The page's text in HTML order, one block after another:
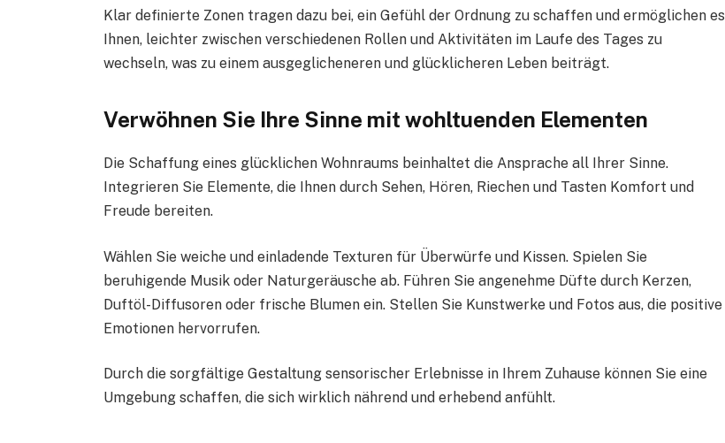
Klar definierte Zonen tragen dazu bei, ein Gefühl der Ordnung zu schaffen und ermöglichen es
Ihnen, leichter zwischen verschiedenen Rollen und Aktivitäten im Laufe des Tages zu
wechseln, was zu einem ausgeglicheneren und glücklicheren Leben beiträgt.
Verwöhnen Sie Ihre Sinne mit wohltuenden Elementen
Die Schaffung eines glücklichen Wohnraums beinhaltet die Ansprache all Ihrer Sinne.
Integrieren Sie Elemente, die Ihnen durch Sehen, Hören, Riechen und Tasten Komfort und
Freude bereiten.
Wählen Sie weiche und einladende Texturen für Überwürfe und Kissen. Spielen Sie
beruhigende Musik oder Naturgeräusche ab. Führen Sie angenehme Düfte durch Kerzen,
Duftöl-Diffusoren oder frische Blumen ein. Stellen Sie Kunstwerke und Fotos aus, die positive
Emotionen hervorrufen.
Durch die sorgfältige Gestaltung sensorischer Erlebnisse in Ihrem Zuhause können Sie eine
Umgebung schaffen, die sich wirklich nährend und erhebend anfühlt.